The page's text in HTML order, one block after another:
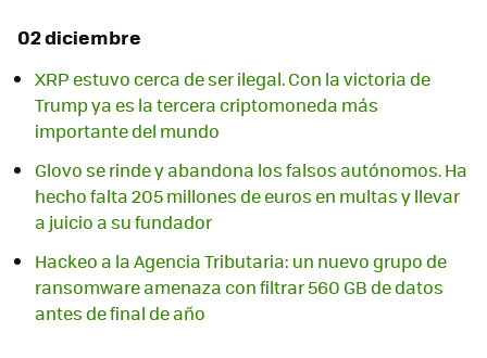
02 diciembre
XRP estuvo cerca de ser ilegal. Con la victoria de
Trump ya es la tercera criptomoneda más
importante del mundo
Glovo se rinde y abandona los falsos autónomos. Ha
hecho falta 205 millones de euros en multas y llevar
a juicio a su fundador
Hackeo a la Agencia Tributaria: un nuevo grupo de
ransomware amenaza con filtrar 560 GB de datos
antes de final de año